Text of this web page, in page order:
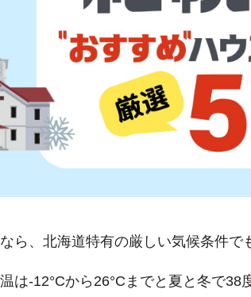
ら、北海道特有の厳しい気候条件で
は-12°Cから26°Cまでと夏と冬で